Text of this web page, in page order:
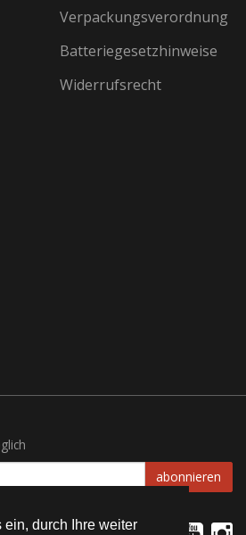
durch Ihre weiter
Verpackungsverordnung
Batteriegesetzhinweise
Widerrufsrecht
abonnieren